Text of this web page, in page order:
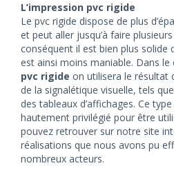
L’impression pvc rigide
Le pvc rigide dispose de plus
et peut aller jusqu’à faire
conséquent il est bien plus solide
est ainsi moins maniable. Dans le
pvc rigide on utilisera le résultat
de la signalétique visuelle, tels
des tableaux d’affichages. Ce
hautement privilégié pour être
pouvez retrouver sur notre site
réalisations que nous avons pu
nombreux acteurs.